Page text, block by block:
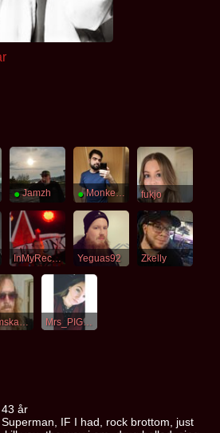
●Jamzh ●MonkeyDLuffy fukjo
InMyRecovery Yeguas92 Zkelly
Formskapelse Mrs_PIGGY
43 år
IF I had, rock brottom, just